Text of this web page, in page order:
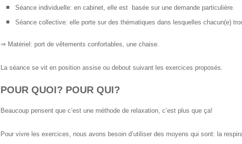
Séance individuelle: en cabinet, elle est basée sur une demande particulière.
Séance collective: elle porte sur des thématiques dans lesquelles chacun(e)
⇒ Matériel: port de vêtements confortables, une chaise.
La séance se vit en position assise ou debout suivant les exercices proposés.
POUR QUOI? POUR QUI?
Beaucoup pensent que c’est une méthode de relaxation, c’est plus que ça!
Pour vivre les exercices, nous avons besoin d’utiliser des moyens qui sont: la